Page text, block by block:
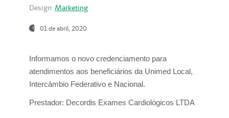
Design: Marketing
01 de abril, 2020
Informamos o novo credenciamento para
atendimentos aos beneficiários da Unimed Local,
Intercâmbio Federativo e Nacional.
Prestador: Decordis Exames Cardiológicos LTDA